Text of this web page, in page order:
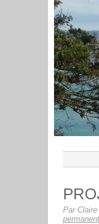
Par
permanent